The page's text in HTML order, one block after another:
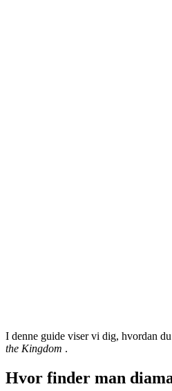
I denne guide viser vi dig, hvordan
the Kingdom .
Hvor finder man